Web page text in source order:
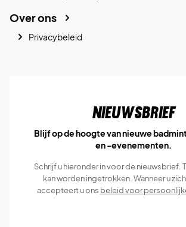
Over ons
Privacybeleid
Nieuwsbrief
Blijf op de hoogte van nieuwe
en -evenementen.
Schrijf u hieronder in voor de nieuwsbrief.
kan worden ingetrokken. Wanneer u
accepteert u ons beleid voor